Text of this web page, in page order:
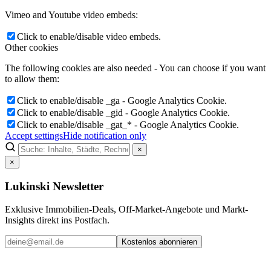
Vimeo and Youtube video embeds:
Click to enable/disable video embeds.
Other cookies
The following cookies are also needed - You can choose if you want
to allow them:
Click to enable/disable _ga - Google Analytics Cookie.
Click to enable/disable _gid - Google Analytics Cookie.
Click to enable/disable _gat_* - Google Analytics Cookie.
Accept settingsHide notification only
×
×
Lukinski Newsletter
Exklusive Immobilien-Deals, Off-Market-Angebote und Markt-
Insights direkt ins Postfach.
Kostenlos abonnieren